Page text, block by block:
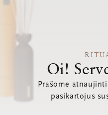
Oi!
Prašome
pasikartojus